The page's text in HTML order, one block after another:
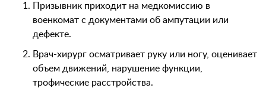
Призывник приходит на медкомиссию в
военкомат с документами об ампутации или
дефекте.
Врач-хирург осматривает руку или ногу, оценивает
объем движений, нарушение функции,
трофические расстройства.